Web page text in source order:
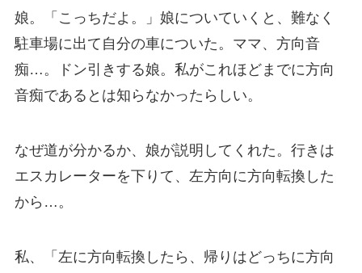
娘。「こっちだよ。」娘についていくと、難なく
駐車場に出て自分の車についた。ママ、方向音
痴…。ドン引きする娘。私がこれほどまでに方向
音痴であるとは知らなかったらしい。
なぜ道が分かるか、娘が説明してくれた。行きは
エスカレーターを下りて、左方向に方向転換した
から…。
私、「左に方向転換したら、帰りはどっちに方向